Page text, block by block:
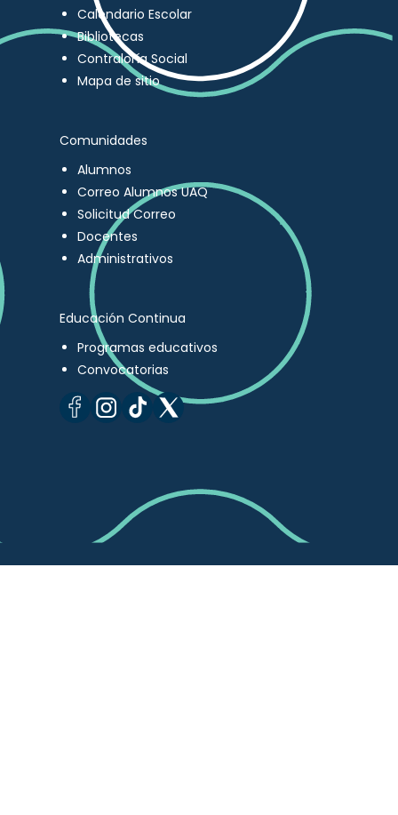
Calendario Escolar
Bibliotecas
Contraloría Social
Mapa de sitio
Comunidades
Alumnos
Correo Alumnos UAQ
Solicitud Correo
Docentes
Administrativos
Educación Continua
Programas educativos
Convocatorias